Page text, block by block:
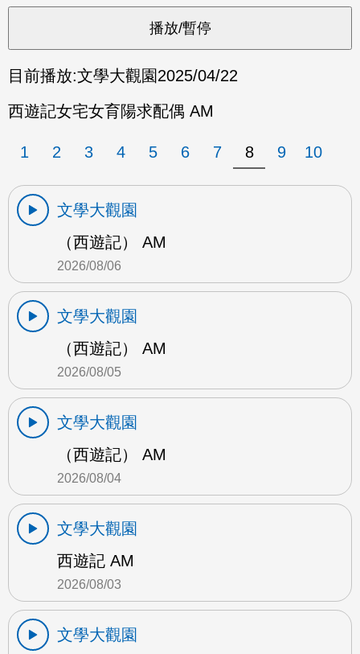
目前播放:文學大觀園2025/04/22
西遊記女宅女育陽求配偶 AM
1 2 3 4 5 6 7 8 9 10
文學大觀園
（西遊記） AM
2026/08/06
文學大觀園
（西遊記） AM
2026/08/05
文學大觀園
（西遊記） AM
2026/08/04
文學大觀園
西遊記 AM
2026/08/03
文學大觀園